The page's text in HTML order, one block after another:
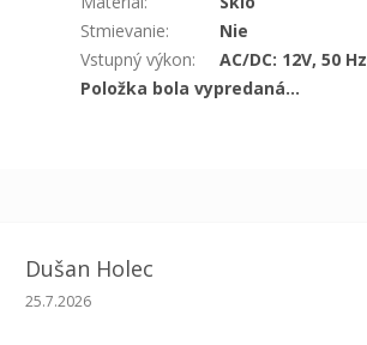
Stmievanie:
Nie
Vstupný výkon:
AC/DC: 12V, 50 Hz
Položka bola vypredaná…
Dušan Holec
Hodnotenie obchodu je 5 z 5 hviezdičiek.
25.7.2026